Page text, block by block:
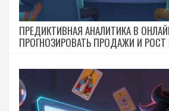
ПРЕДИКТИВНАЯ АНАЛИТИКА В
ПРОГНОЗИРОВАТЬ ПРОДАЖИ И РОСТ